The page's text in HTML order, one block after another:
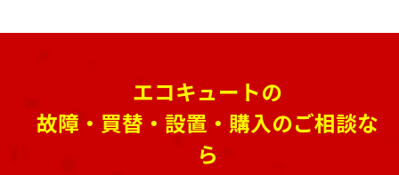
エコキュートの
故障・買替・設置・購入のご相談な
ら